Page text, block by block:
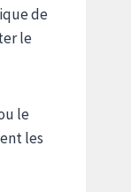
de
le
le
les